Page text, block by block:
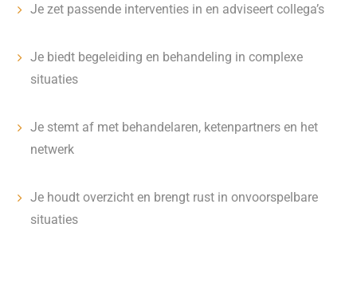
Je zet passende interventies in en adviseert collega’s
Je biedt begeleiding en behandeling in complexe
situaties
Je stemt af met behandelaren, ketenpartners en het
netwerk
Je houdt overzicht en brengt rust in onvoorspelbare
situaties